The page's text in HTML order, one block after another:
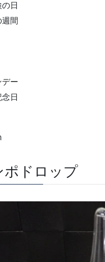
日
間
ー
日
ポドロップ